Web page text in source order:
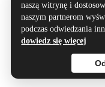
naszą witrynę i
naszym partnerom
podczas odwiedzania
dowiedz się więcej